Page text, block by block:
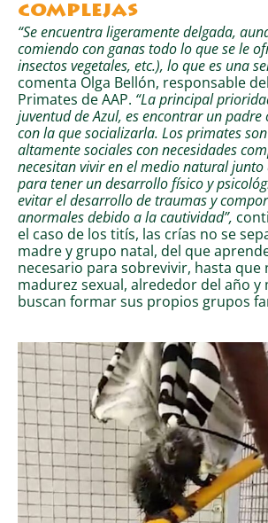
complejas
“Se encuentra ligeramente delgada,
comiendo con ganas todo lo que se le
insectos vegetales, etc.), lo que es una
comenta Olga Bellón, responsable
Primates de AAP. “La principal
juventud de Azul, es encontrar un
con la que socializarla. Los primates
altamente sociales con necesidades
necesitan vivir en el medio natural junto
para tener un desarrollo físico y
evitar el desarrollo de traumas y
anormales debido a la cautividad”,
el caso de los titís, las crías no se
madre y grupo natal, del que
necesario para sobrevivir, hasta que
madurez sexual, alrededor del año y
buscan formar sus propios grupos